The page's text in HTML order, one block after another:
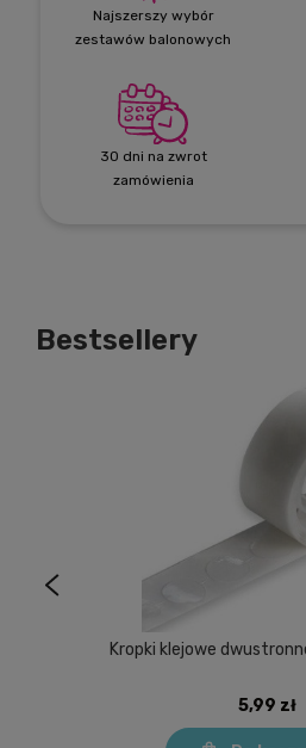
Najszerszy wybór
zestawów balonowych
30 dni na zwrot
zamówienia
Bestsellery
Kropki klejowe
5,99 zł